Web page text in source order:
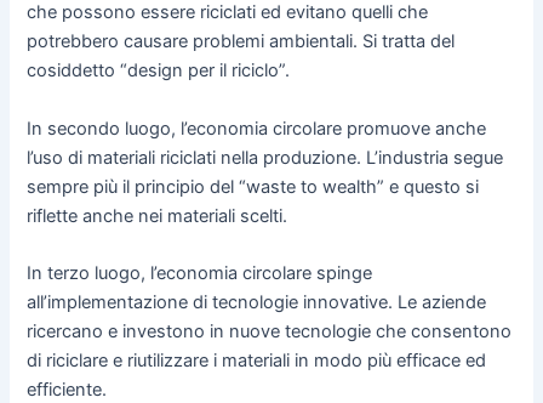
che possono essere riciclati ed evitano quelli che
potrebbero causare problemi ambientali. Si tratta del
cosiddetto “design per il riciclo”.
In secondo luogo, l’economia circolare promuove anche
l’uso di materiali riciclati nella produzione. L’industria segue
sempre più il principio del “waste to wealth” e questo si
riflette anche nei materiali scelti.
In terzo luogo, l’economia circolare spinge
all’implementazione di tecnologie innovative. Le aziende
ricercano e investono in nuove tecnologie che consentono
di riciclare e riutilizzare i materiali in modo più efficace ed
efficiente.